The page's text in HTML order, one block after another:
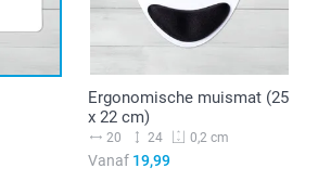
Ergonomische muismat (25
x 22 cm)
20 24 0,2 cm
Vanaf19,99